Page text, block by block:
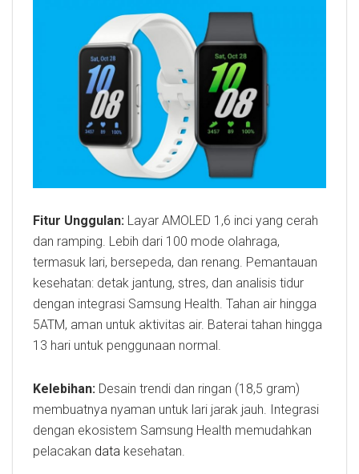
Fitur Unggulan: Layar AMOLED 1,6 inci yang cerah
dan ramping. Lebih dari 100 mode olahraga,
termasuk lari, bersepeda, dan renang. Pemantauan
kesehatan: detak jantung, stres, dan analisis tidur
dengan integrasi Samsung Health. Tahan air hingga
5ATM, aman untuk aktivitas air. Baterai tahan hingga
13 hari untuk penggunaan normal.
Kelebihan: Desain trendi dan ringan (18,5 gram)
membuatnya nyaman untuk lari jarak jauh. Integrasi
dengan ekosistem Samsung Health memudahkan
pelacakan data kesehatan.